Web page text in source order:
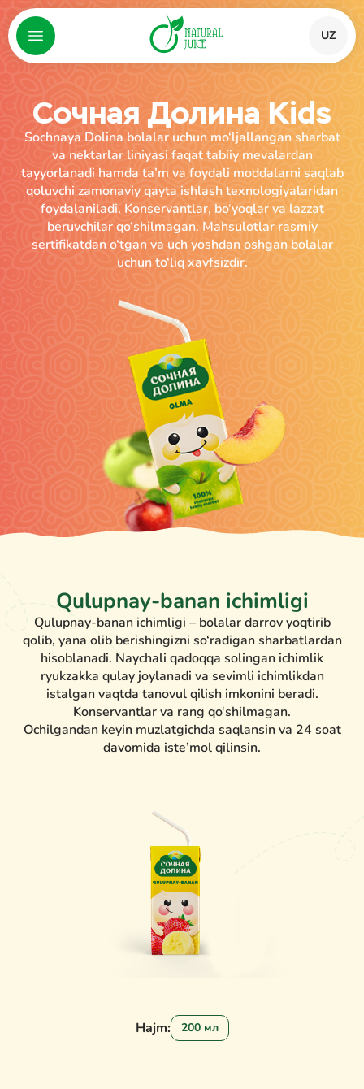
UZ
Сочная Долина Kids
Sochnaya Dolina bolalar uchun mo‘ljallangan sharbat
va nektarlar liniyasi faqat tabiiy mevalardan
tayyorlanadi hamda ta’m va foydali moddalarni saqlab
qoluvchi zamonaviy qayta ishlash texnologiyalaridan
foydalaniladi. Konservantlar, bo‘yoqlar va lazzat
beruvchilar qo‘shilmagan. Mahsulotlar rasmiy
sertifikatdan o‘tgan va uch yoshdan oshgan bolalar
uchun to‘liq xavfsizdir.
Qulupnay-banan ichimligi
Qulupnay-banan ichimligi – bolalar darrov yoqtirib
qolib, yana olib berishingizni so‘radigan sharbatlardan
hisoblanadi. Naychali qadoqqa solingan ichimlik
ryukzakka qulay joylanadi va sevimli ichimlikdan
istalgan vaqtda tanovul qilish imkonini beradi.
Konservantlar va rang qo‘shilmagan.
Ochilgandan keyin muzlatgichda saqlansin va 24 soat
davomida iste’mol qilinsin.
Hajm: 200 мл